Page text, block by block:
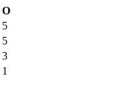
О
5
5
3
1